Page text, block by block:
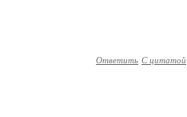
Ответить С цитатой